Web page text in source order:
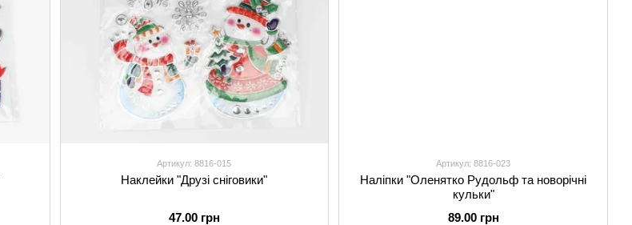
Артикул: 8816-015
Наклейки "Друзі сніговики"
47.00 грн
Артикул: 8816-023
Наліпки "Оленятко Рудольф та новорічні
кульки"
89.00 грн